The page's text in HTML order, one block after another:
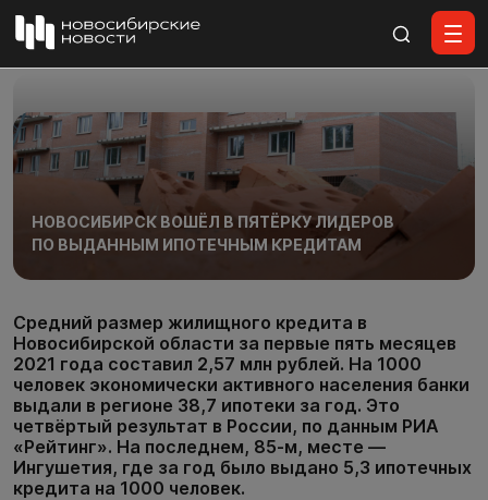
НОВОСИБИРСК ВОШЁЛ В ПЯТЁРКУ ЛИДЕРОВ
ПО ВЫДАННЫМ ИПОТЕЧНЫМ КРЕДИТАМ
Средний размер жилищного кредита в
Новосибирской области за первые пять месяцев
2021 года составил 2,57 млн рублей. На 1000
человек экономически активного населения банки
выдали в регионе 38,7 ипотеки за год. Это
четвёртый результат в России, по данным РИА
«Рейтинг». На последнем, 85-м, месте —
Ингушетия, где за год было выдано 5,3 ипотечных
кредита на 1000 человек.